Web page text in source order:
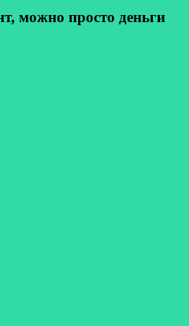
можно просто деньги